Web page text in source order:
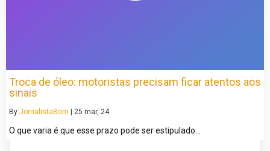
Troca de óleo: motoristas precisam ficar atentos aos
sinais
By JornalistaBom | 25 mar, 24
O que varia é que esse prazo pode ser estipulado…